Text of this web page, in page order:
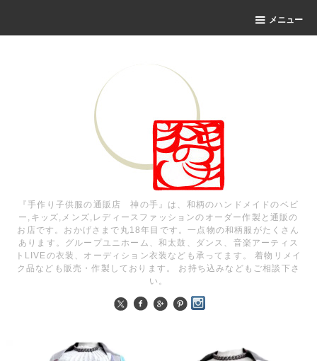
メニュー
『手作り子供服の通販店 神の手』は、和柄のハンドメイドのベビ
ー,キッズ,メンズ,レディースファッションのオーダー作製と通販の
お店です。おかげさまで丸18年目です。一点物の和柄服がたくさん
あります。グループユニホーム、和太鼓、ダンス、音楽アーティス
トLIVEの衣装、オーディション衣装なども承ってます。 着物リメイ
ク品なども販売・作製しております。 お持ち込みなどもご相談下さ
い。